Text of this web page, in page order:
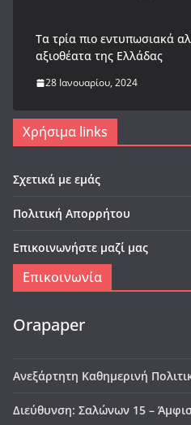
Tα τρία πιο εντυπωσιακά
αξιοθέατα της Ελλάδας
28 Ιανουαρίου, 2024
Χρήσιμα links
Σχετικά με εμάς
Πολιτική Απορρήτου
Επικοινωνήστε μαζί μας
Επικοινωνία
Orapaper
Ανεξάρτητη Καθημερινή
Διεύθυνση: Σαλώνων 15 –